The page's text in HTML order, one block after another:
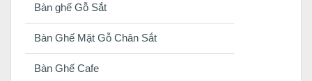
Bàn ghế Gỗ Sắt
Bàn Ghế Mặt Gỗ Chân Sắt
Bàn Ghế Cafe